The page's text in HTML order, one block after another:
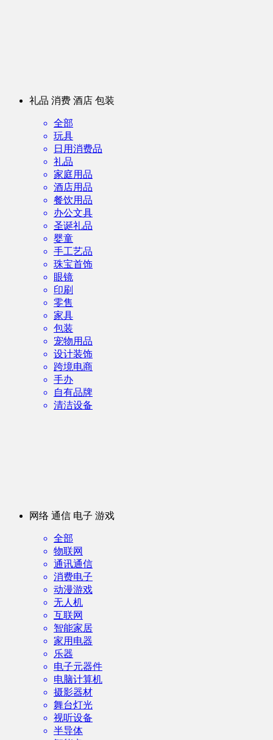
礼品 消费 酒店 包装
全部
玩具
日用消费品
礼品
家庭用品
酒店用品
餐饮用品
办公文具
圣诞礼品
婴童
手工艺品
珠宝首饰
眼镜
印刷
零售
家具
包装
宠物用品
设计装饰
跨境电商
手办
自有品牌
清洁设备
网络 通信 电子 游戏
全部
物联网
通讯通信
消费电子
动漫游戏
无人机
互联网
智能家居
家用电器
乐器
电子元器件
电脑计算机
摄影器材
舞台灯光
视听设备
半导体